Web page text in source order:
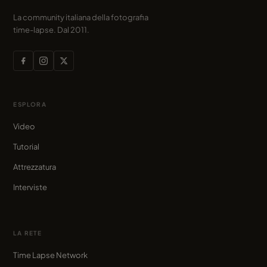
La community italiana della fotografia
time-lapse. Dal 2011.
ESPLORA
Video
Tutorial
Attrezzatura
Interviste
LA RETE
Time Lapse Network